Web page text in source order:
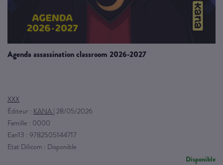
agenda assassination classroom 2026-2027
XXX
Éditeur : KANA 28/05/2026
Famille : 0000
Ean13 : 9782505144717
Etat Dilicom : Disponible
Disponible